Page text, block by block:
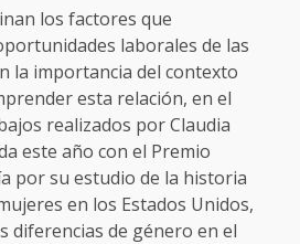
los factores que
laborales de las
la importancia del contexto
esta relación, en el
realizados por Claudia
este año con el Premio
por su estudio de la historia
en los Estados Unidos,
diferencias de género en el